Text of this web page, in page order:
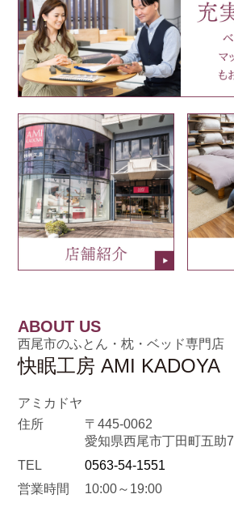
ABOUT US
西尾市のふとん・枕・ベッド専門店
快眠工房 AMI KADOYA
アミカドヤ
住所
〒445-0062
愛知県西尾市丁田町五助7
TEL
0563-54-1551
営業時間
10:00～19:00